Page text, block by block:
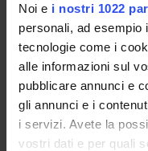
Noi e i nostri 1022
personali, ad esempio
tecnologie come i
alle informazioni sul
pubblicare annunci e
gli annunci e i
i servizi. Avete la
vostri dati e per quali
CENTRI
LABORATORI
Contatti
Persone
Luoghi